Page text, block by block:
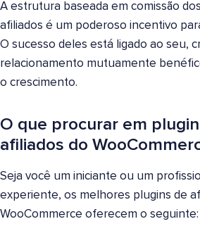
A estrutura baseada em comissão
afiliados é um poderoso incentivo
O sucesso deles está ligado ao seu,
relacionamento mutuamente
o crescimento.
O que procurar em
afiliados do
Seja você um iniciante ou um
experiente, os melhores plugins de
WooCommerce oferecem o seguinte: